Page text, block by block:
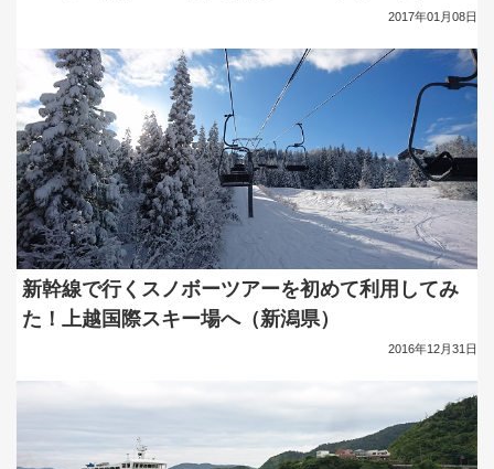
2017年01月08日
新幹線で行くスノボーツアーを初めて利用してみ
た！上越国際スキー場へ（新潟県）
2016年12月31日